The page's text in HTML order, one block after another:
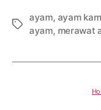
Tags
ayam, ayam
ayam, merawat